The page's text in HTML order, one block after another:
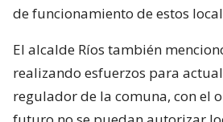
de funcionamiento de estos
El alcalde Ríos también
realizando esfuerzos para
regulador de la comuna, con el